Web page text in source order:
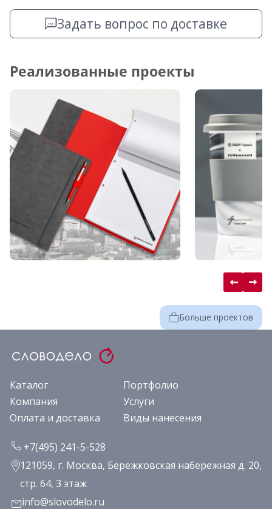
Задать вопрос по доставке
Реализованные проекты
Больше проектов
Каталог
Портфолио
Компания
Услуги
Оплата и доставка
Виды нанесения
+7(495) 241-5-528
121059, г. Москва, Бережковская набережная д. 20,
стр. 64, 3 этаж
info@slovodelo.ru